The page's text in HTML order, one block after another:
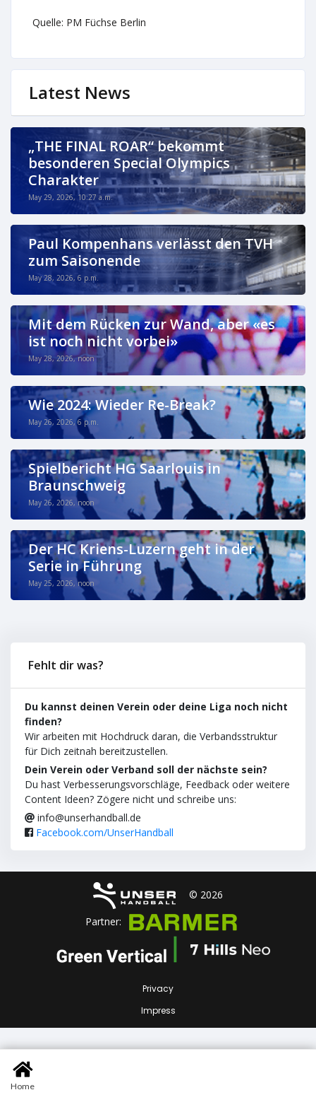
Quelle: PM Füchse Berlin
Latest News
„THE FINAL ROAR“ bekommt
besonderen Special Olympics
Charakter
May 29, 2026, 10:27 a.m.
Paul Kompenhans verlässt den TVH
zum Saisonende
May 28, 2026, 6 p.m.
Mit dem Rücken zur Wand, aber «es
ist noch nicht vorbei»
May 28, 2026, noon
Wie 2024: Wieder Re-Break?
May 26, 2026, 6 p.m.
Spielbericht HG Saarlouis in
Braunschweig
May 26, 2026, noon
Der HC Kriens-Luzern geht in der
Serie in Führung
May 25, 2026, noon
Fehlt dir was?
Du kannst deinen Verein oder deine Liga noch nicht
finden?
Wir arbeiten mit Hochdruck daran, die Verbandsstruktur
für Dich zeitnah bereitzustellen.
Dein Verein oder Verband soll der nächste sein?
Du hast Verbesserungsvorschläge, Feedback oder weitere
Content Ideen? Zögere nicht und schreibe uns:
info@unserhandball.de
Facebook.com/UnserHandball
© 2026
Partner:
Privacy
Impress
Home